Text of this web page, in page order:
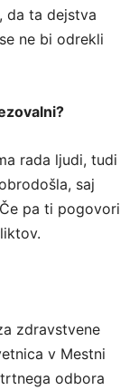
da ta dejstva
ne bi odrekli
rada ljudi, tudi
saj
pa ti pogovori
zdravstvene
v Mestni
odbora